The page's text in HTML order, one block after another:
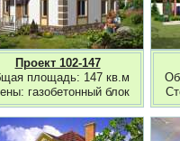
Проект 102-147
площадь: 147 кв.м
газобетонный блок